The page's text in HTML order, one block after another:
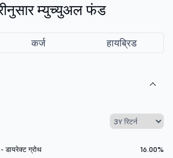
म्युच्युअल फंड
कर्ज हायब्रिड
डायरेक्ट ग्रोथ 16.00%